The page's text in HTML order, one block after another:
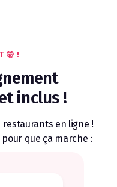
🤫 !
inclus !
restaurants en ligne !
que ça marche :